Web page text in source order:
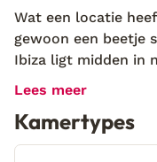
Wat een locatie
gewoon een beetje
Ibiza ligt midden in
wordt omringd door
met foto’s maken.
heerlijk te relaxen
Lees meer
Kamertypes